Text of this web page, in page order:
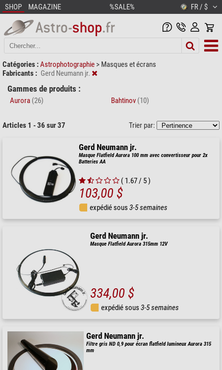
SHOP MAGAZINE %SALE% FR / $
Catégories :Astrophotographie > Masques et écrans
Fabricants : Gerd Neumann jr.
Gammes de produits :
Aurora (26) Bahtinov (10)
Articles 1 - 36 sur 37 Trier par:
Gerd Neumann jr.
Masque Flatfield Aurora 100 mm avec convertisseur pour 2x
Batteries AA
( 1.67 / 5 )
103,00 $
expédié sous3-5 semaines
Gerd Neumann jr.
Masque Flatfield Aurora 315mm 12V
334,00 $
expédié sous3-5 semaines
Gerd Neumann jr.
Filtre gris ND 0,9 pour écran flatfield lumineux Aurora 315
mm